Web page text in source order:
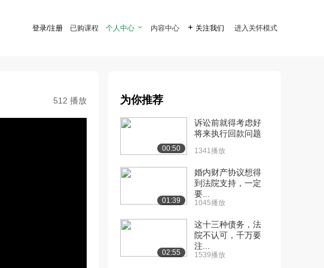
登录/注册 已购课程 个人中心  内容中心  关注我们 进入关怀模式
512 播放 为你推荐
00:50
诉讼前就得考虑好
将来执行回款问题
1341播放
01:39
婚内财产协议想得
到法院支持，一定
要...
1045播放
02:55
这十三种债务，法
院不认可，千万要
注...
1539播放